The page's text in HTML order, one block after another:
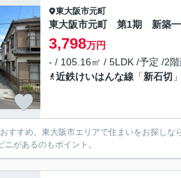
東大阪市元町
東大阪市元町 第1期 新築一
3,798万円
- / 105.16㎡ / 5LDK /予定 /2階
近鉄けいはんな線 「新石切
すすめ。東大阪市エリアで住まいをお探し
があるのもポイント。